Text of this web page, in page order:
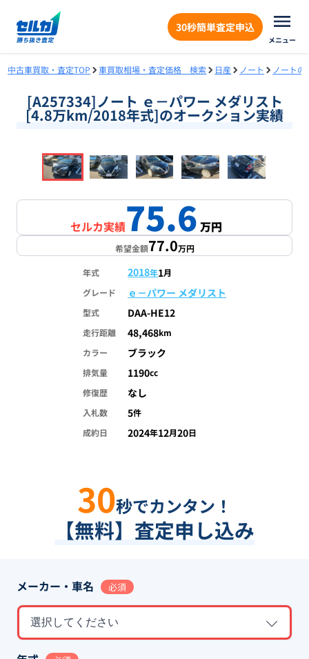
30秒簡単査定申込
メニュー
中古車買取・査定TOP 車買取相場・査定価格 検索 日産 ノート ノート
[A257334]ノート ｅ－パワー メダリスト
[4.8万km/2018年式]のオークション実績
1/18
セルカ実績75.6万円
希望金額77.0万円
年式 2018年1月
グレード
ｅ－パワー メダリスト
型式 DAA-HE12
走行距離 48,468km
カラー
ブラック
排気量 1190cc
修復歴
なし
入札数 5件
成約日
2024年12月20日
30秒でカンタン！
【無料】査定申し込み
メーカー・車名 必須
選択してください